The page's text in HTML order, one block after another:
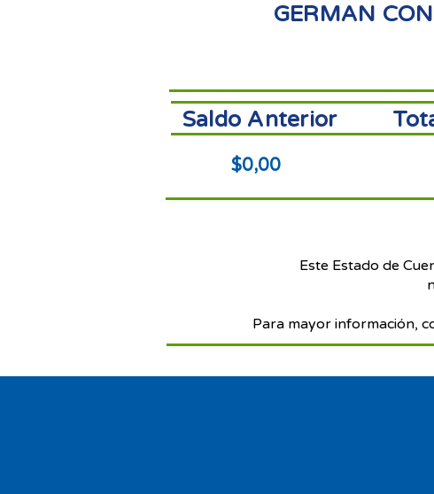
GERMAN
Saldo Anterior
$0,00
Este Estado de
Para mayor información,